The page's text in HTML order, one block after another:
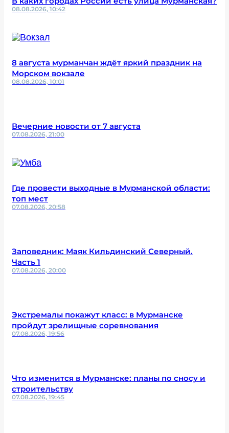
08.08.2026, 10:42
8 августа мурманчан ждёт яркий праздник на
Морском вокзале
08.08.2026, 10:01
Вечерние новости от 7 августа
07.08.2026, 21:00
Где провести выходные в Мурманской области:
топ мест
07.08.2026, 20:58
Заповедник: Маяк Кильдинский Северный.
Часть 1
07.08.2026, 20:00
Экстремалы покажут класс: в Мурманске
пройдут зрелищные соревнования
07.08.2026, 19:56
Что изменится в Мурманске: планы по сносу и
строительству
07.08.2026, 19:45